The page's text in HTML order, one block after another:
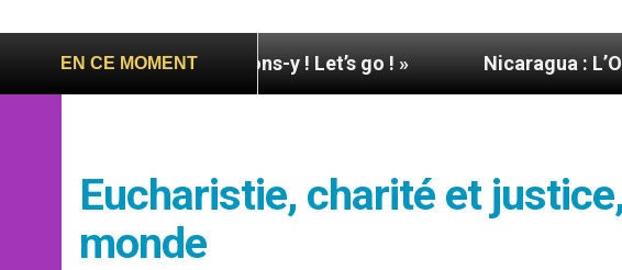
EN CE MOMENT
à Assise : « Allons-y ! Let’s go ! » Nicaragua : L’ONU
Eucharistie, charité et
monde